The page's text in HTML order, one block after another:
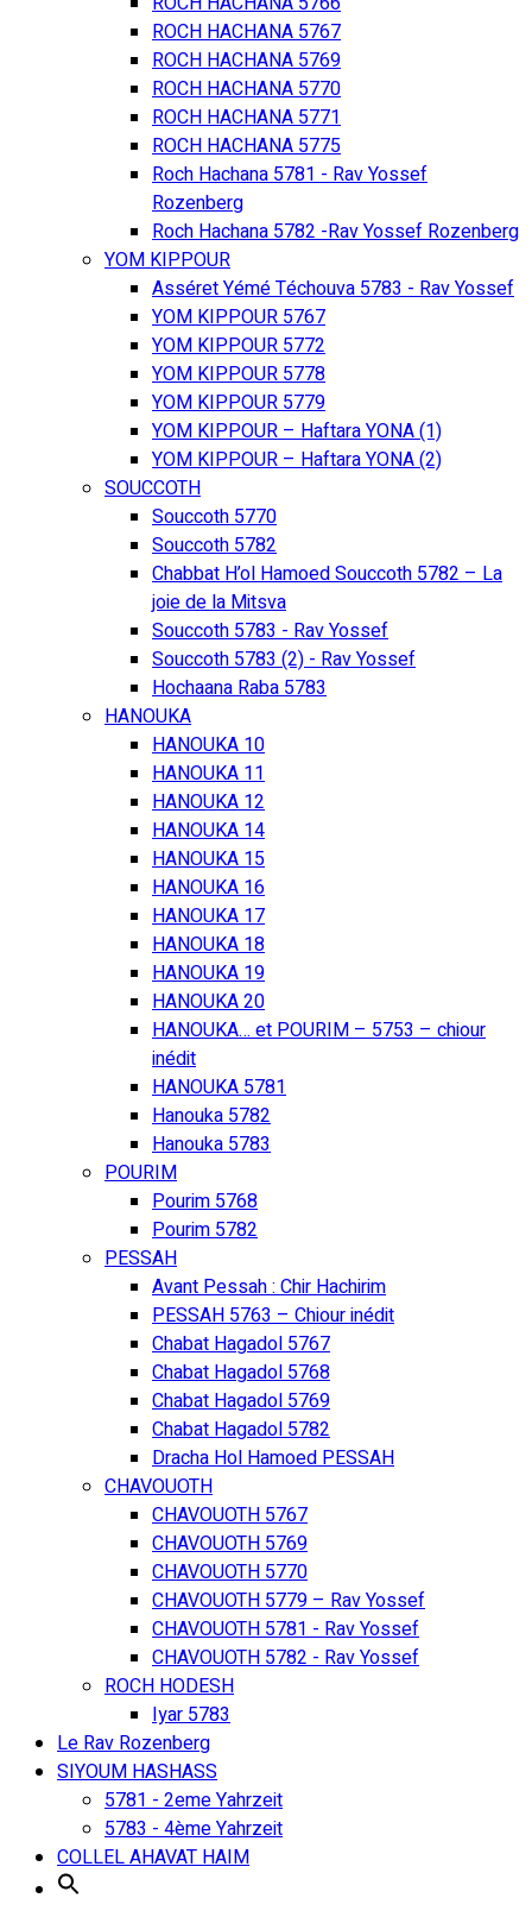
ROCH HACHANA 5767
ROCH HACHANA 5769
ROCH HACHANA 5770
ROCH HACHANA 5771
ROCH HACHANA 5775
Roch Hachana 5781 - Rav Yossef
Rozenberg
Roch Hachana 5782 -Rav Yossef Rozenberg
YOM KIPPOUR
Asséret Yémé Téchouva 5783 - Rav Yossef
YOM KIPPOUR 5767
YOM KIPPOUR 5772
YOM KIPPOUR 5778
YOM KIPPOUR 5779
YOM KIPPOUR – Haftara YONA (1)
YOM KIPPOUR – Haftara YONA (2)
SOUCCOTH
Souccoth 5770
Souccoth 5782
Chabbat H’ol Hamoed Souccoth 5782 – La
joie de la Mitsva
Souccoth 5783 - Rav Yossef
Souccoth 5783 (2) - Rav Yossef
Hochaana Raba 5783
HANOUKA
HANOUKA 10
HANOUKA 11
HANOUKA 12
HANOUKA 14
HANOUKA 15
HANOUKA 16
HANOUKA 17
HANOUKA 18
HANOUKA 19
HANOUKA 20
HANOUKA… et POURIM – 5753 – chiour
inédit
HANOUKA 5781
Hanouka 5782
Hanouka 5783
POURIM
Pourim 5768
Pourim 5782
PESSAH
Avant Pessah : Chir Hachirim
PESSAH 5763 – Chiour inédit
Chabat Hagadol 5767
Chabat Hagadol 5768
Chabat Hagadol 5769
Chabat Hagadol 5782
Dracha Hol Hamoed PESSAH
CHAVOUOTH
CHAVOUOTH 5767
CHAVOUOTH 5769
CHAVOUOTH 5770
CHAVOUOTH 5779 – Rav Yossef
CHAVOUOTH 5781 - Rav Yossef
CHAVOUOTH 5782 - Rav Yossef
ROCH HODESH
Iyar 5783
Le Rav Rozenberg
SIYOUM HASHASS
5781 - 2eme Yahrzeit
5783 - 4ème Yahrzeit
COLLEL AHAVAT HAIM